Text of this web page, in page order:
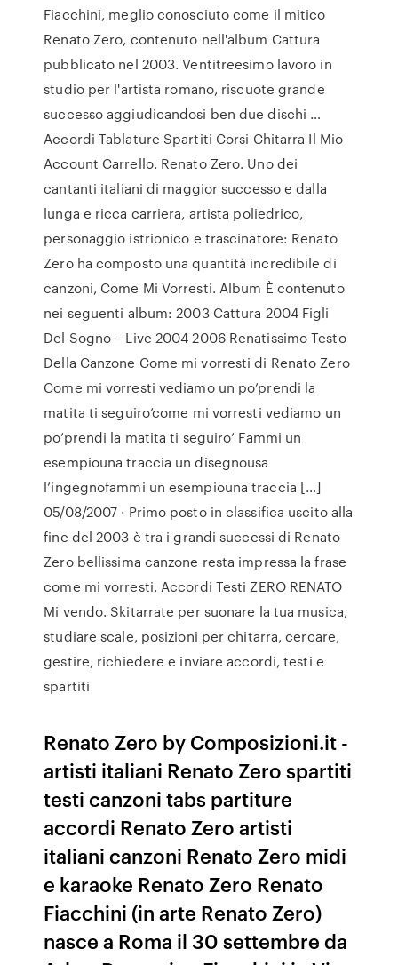
Fiacchini, meglio conosciuto come il mitico
Renato Zero, contenuto nell'album Cattura
pubblicato nel 2003. Ventitreesimo lavoro in
studio per l'artista romano, riscuote grande
successo aggiudicandosi ben due dischi …
Accordi Tablature Spartiti Corsi Chitarra Il Mio
Account Carrello. Renato Zero. Uno dei
cantanti italiani di maggior successo e dalla
lunga e ricca carriera, artista poliedrico,
personaggio istrionico e trascinatore: Renato
Zero ha composto una quantità incredibile di
canzoni, Come Mi Vorresti. Album È contenuto
nei seguenti album: 2003 Cattura 2004 Figli
Del Sogno – Live 2004 2006 Renatissimo Testo
Della Canzone Come mi vorresti di Renato Zero
Come mi vorresti vediamo un po’prendi la
matita ti seguiro’come mi vorresti vediamo un
po’prendi la matita ti seguiro’ Fammi un
esempiouna traccia un disegnousa
l’ingegnofammi un esempiouna traccia […]
05/08/2007 · Primo posto in classifica uscito alla
fine del 2003 è tra i grandi successi di Renato
Zero bellissima canzone resta impressa la frase
come mi vorresti. Accordi Testi ZERO RENATO
Mi vendo. Skitarrate per suonare la tua musica,
studiare scale, posizioni per chitarra, cercare,
gestire, richiedere e inviare accordi, testi e
spartiti
Renato Zero by Composizioni.it -
artisti italiani Renato Zero spartiti
testi canzoni tabs partiture
accordi Renato Zero artisti
italiani canzoni Renato Zero midi
e karaoke Renato Zero Renato
Fiacchini (in arte Renato Zero)
nasce a Roma il 30 settembre da